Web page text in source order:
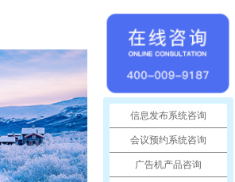
信息发布系统咨询
会议预约系统咨询
广告机产品咨询